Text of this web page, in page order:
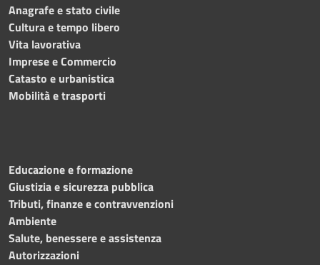
Anagrafe e stato civile
Cultura e tempo libero
Vita lavorativa
Imprese e Commercio
Catasto e urbanistica
Mobilità e trasporti
Educazione e formazione
Giustizia e sicurezza pubblica
Tributi, finanze e contravvenzioni
Ambiente
Salute, benessere e assistenza
Autorizzazioni